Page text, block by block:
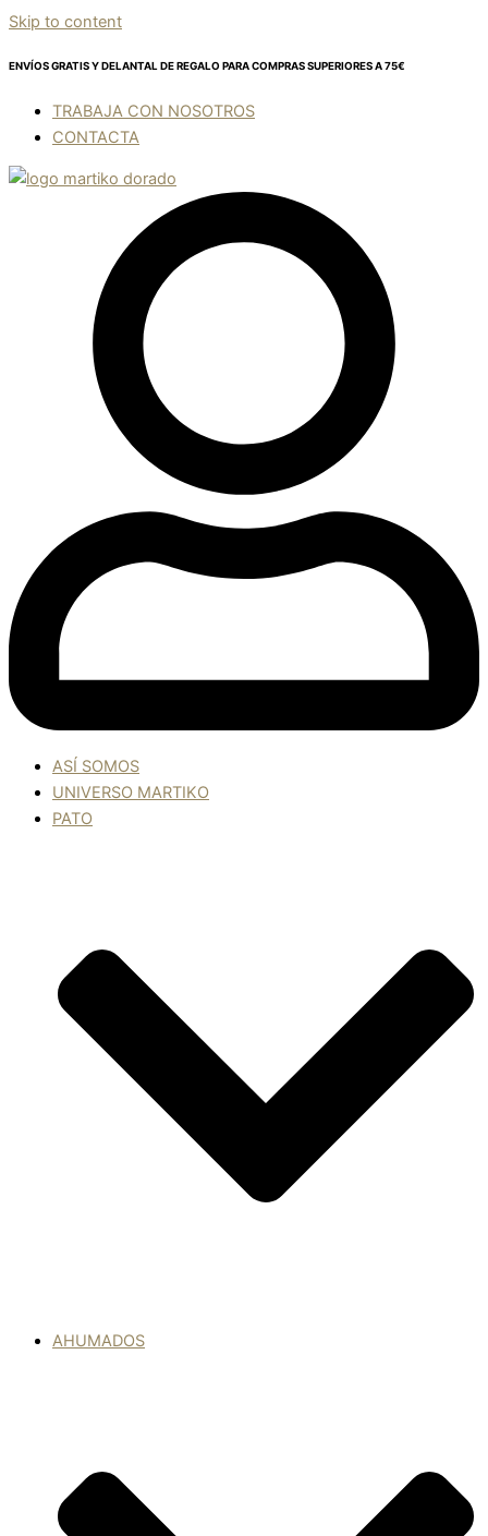
Skip to content
ENVÍOS GRATIS Y DELANTAL DE REGALO PARA COMPRAS SUPERIORES A 75€
TRABAJA CON NOSOTROS
CONTACTA
ASÍ SOMOS
UNIVERSO MARTIKO
PATO
AHUMADOS